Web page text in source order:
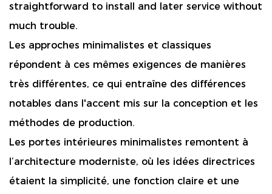
straightforward to install and later service without
much trouble.
Les approches minimalistes et classiques
répondent à ces mêmes exigences de manières
très différentes, ce qui entraîne des différences
notables dans l'accent mis sur la conception et les
méthodes de production.
Les portes intérieures minimalistes remontent à
l’architecture moderniste, où les idées directrices
étaient la simplicité, une fonction claire et une